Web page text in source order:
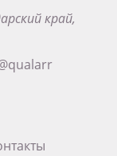
край,